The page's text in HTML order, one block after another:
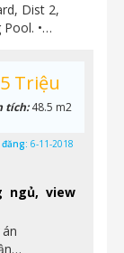
Dist 2,
Pool. •…
ngủ, view
Triệu
tích:48.5 m2
6-11-2018